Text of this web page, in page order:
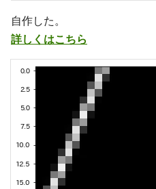
自作した。
詳しくはこちら